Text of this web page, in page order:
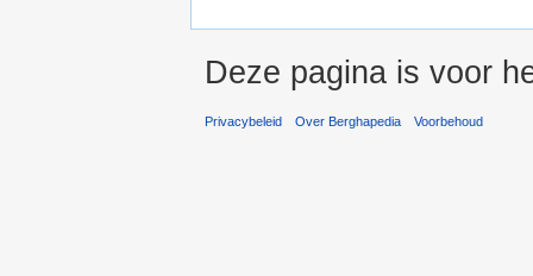
Deze pagina is voor
Privacybeleid Over Berghapedia Voorbehoud